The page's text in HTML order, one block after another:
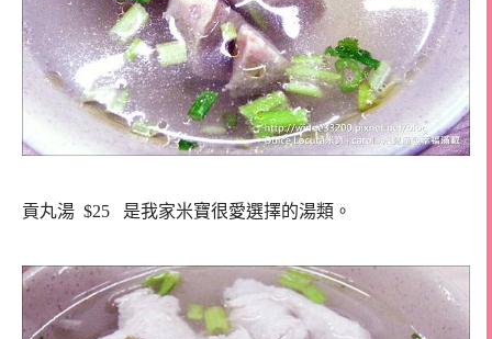
貢丸湯 $25 是我家米寶很愛選擇的湯類。